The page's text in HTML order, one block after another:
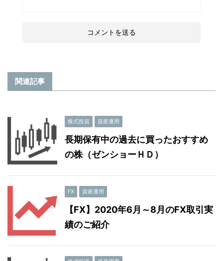
関連記事
株式投資 資産運用
長期保有中の過去に買ったおすすめ
の株（ゼンショーＨＤ）
FX 資産運用
【FX】2020年6月～8月のFX取引実
績のご紹介